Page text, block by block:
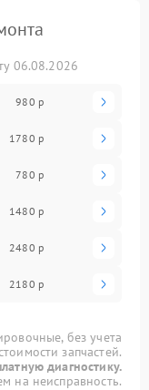
06.08.2026
980 р
1780 р
780 р
1480 р
2480 р
2180 р
без учета
запчастей.
диагностику.
на неисправность.